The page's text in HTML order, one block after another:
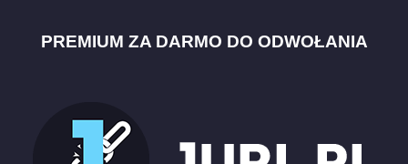
PREMIUM ZA DARMO DO ODWOŁANIA